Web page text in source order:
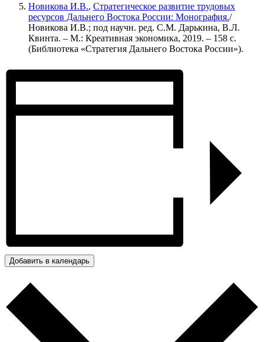
Новикова И.В., Стратегическое развитие трудовых
ресурсов Дальнего Востока России: Монография./
Новикова И.В.; под научн. ред. С.М. Дарькина, В.Л.
Квинта. – М.: Креативная экономика, 2019. – 158 с.
(Библиотека «Стратегия Дальнего Востока России»).
Добавить в календарь